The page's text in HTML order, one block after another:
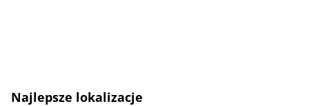
Najlepsze lokalizacje